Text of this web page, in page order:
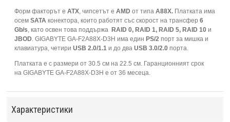
Форм факторът еATX , чипсетът еAMD от типаA88X. Платката има
осемSATA конектора, които работят със скорост на трансфер6
Gb/s , като освен това поддържаRAID 0, RAID 1, RAID 5, RAID 10 и
JBOD . GIGABYTE GA-F2A88X-D3H има единPS/2 порт за мишка и
клавиатура, четири USB 2.0/1.1 и до два USB 3.0/2.0 порта.
Платката е с размери от 30.5 см на 22.5 см. Гаранционният срок
на GIGABYTE GA-F2A88X-D3H е от 36 месеца.
Характеристики